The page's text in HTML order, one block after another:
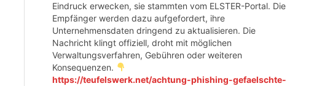
Eindruck erwecken, sie stammten vom ELSTER-Portal. Die
Empfänger werden dazu aufgefordert, ihre
Unternehmensdaten dringend zu aktualisieren. Die
Nachricht klingt offiziell, droht mit möglichen
Verwaltungsverfahren, Gebühren oder weiteren
Konsequenzen.
https://teufelswerk.net/achtung-phishing-gefaelschte-